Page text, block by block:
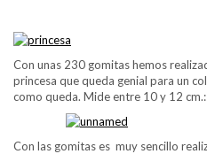
Con unas 230 gomitas hemos
princesa que queda genial para un
como queda. Mide entre 10 y 12 cm.:
Con las gomitas es muy sencillo